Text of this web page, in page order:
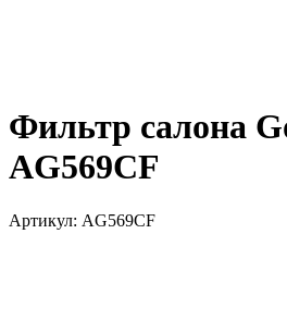
Фильтр салона
AG569CF
Артикул: AG569CF